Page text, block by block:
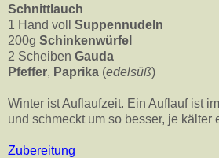
Schnittlauch
1 Hand voll Suppennudeln
200g Schinkenwürfel
2 Scheiben Gauda
Pfeffer, Paprika (edelsüß)
Winter ist Auflaufzeit. Ein Auflauf ist
und schmeckt um so besser, je kälter
Zubereitung